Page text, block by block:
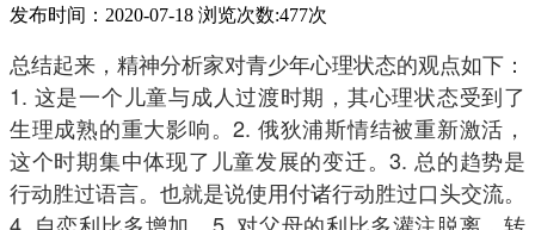
发布时间：2020-07-18 浏览次数:477次
总结起来，精神分析家对青少年心理状态的观点如下：
1. 这是一个儿童与成人过渡时期，其心理状态受到了
生理成熟的重大影响。2. 俄狄浦斯情结被重新激活，
这个时期集中体现了儿童发展的变迁。3. 总的趋势是
行动胜过语言。也就是说使用付诸行动胜过口头交流。